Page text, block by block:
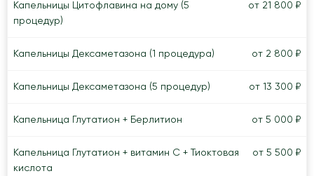
Капельницы Цитофлавина на дому (5
процедур)
от 21 800 ₽
Капельницы Дексаметазона (1 процедура) от 2 800 ₽
Капельницы Дексаметазона (5 процедур) от 13 300 ₽
Капельница Глутатион + Берлитион от 5 000 ₽
Капельница Глутатион + витамин C + Тиоктовая
кислота
от 5 500 ₽